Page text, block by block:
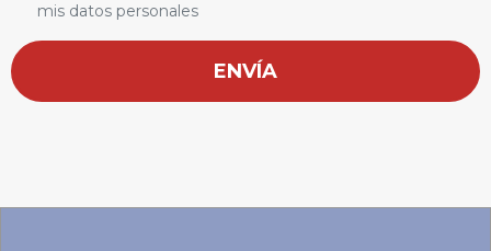
mis datos personales
ENVÍA